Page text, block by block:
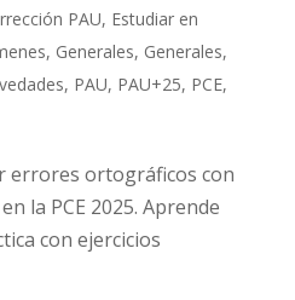
PAU, Estudiar en
, Generales, Generales,
, PAU, PAU+25, PCE,
errores ortográficos con
la PCE 2025. Aprende
con ejercicios